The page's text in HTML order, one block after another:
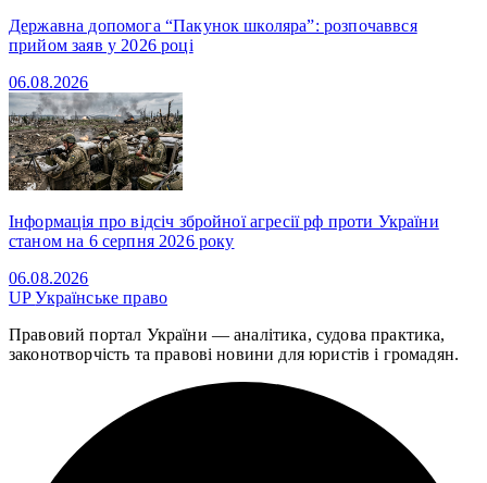
Державна допомога “Пакунок школяра”: розпочаввся
прийом заяв у 2026 році
06.08.2026
Інформація про відсіч збройної агресії рф проти України
станом на 6 серпня 2026 року
06.08.2026
UPУкраїнське право
Правовий портал України — аналітика, судова практика,
законотворчість та правові новини для юристів і громадян.